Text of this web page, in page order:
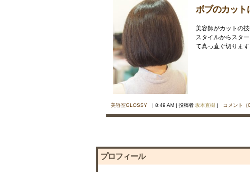
ボブのカット
美容師がカットの
スタイルからスタ
て真っ直ぐ切りま
美容室GLOSSY | 8:49 AM | 投稿者 坂本直樹 | コメント（0
プロフィール